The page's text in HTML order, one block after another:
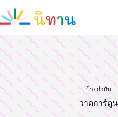
content
ป้ายกำกับ
วาดการ์ตูน